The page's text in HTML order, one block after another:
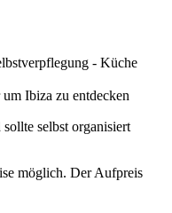
- Küche
Ibiza zu entdecken
selbst organisiert
möglich. Der Aufpreis